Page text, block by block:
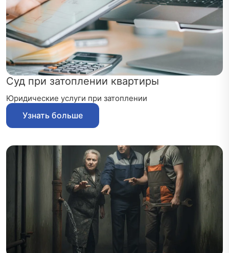
Суд при затоплении квартиры
Юридические услуги при затоплении
Узнать больше